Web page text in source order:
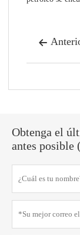

Obtenga el
antes posible